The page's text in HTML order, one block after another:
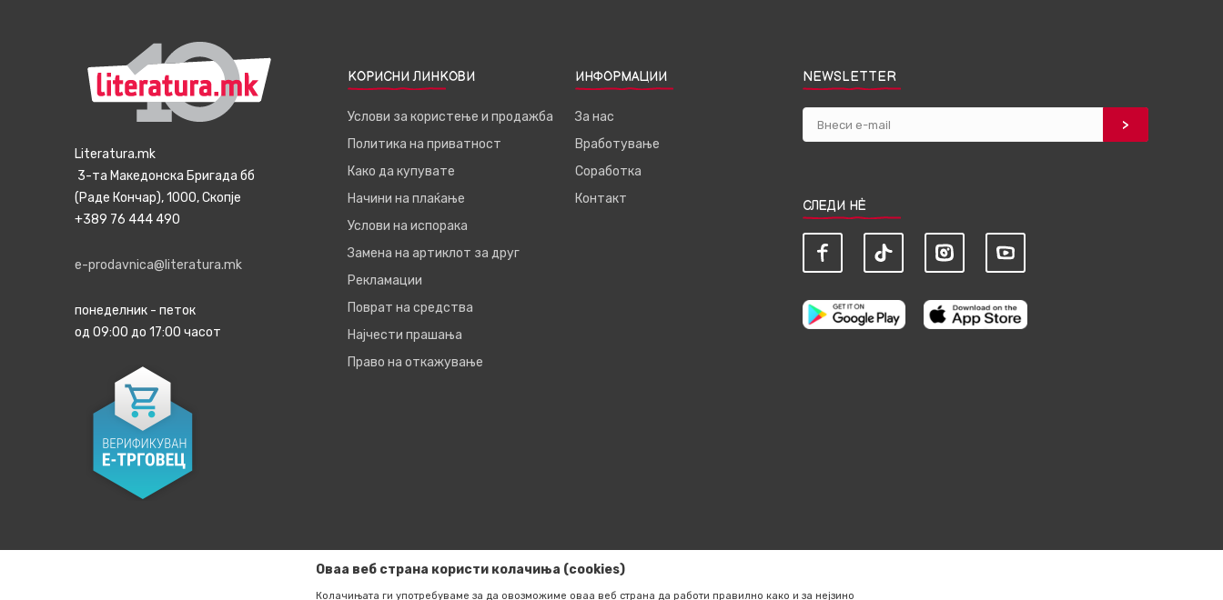
Literatura.mk
3-та Македонска Бригада бб
(Раде Кончар), 1000, Скопје
+389 76 444 490
e-prodavnica@literatura.mk
понеделник - петок
од 09:00 до 17:00 часот
КОРИСНИ ЛИНКОВИ
Услови за користење и продажба
Политика на приватност
Како да купувате
Начини на плаќање
Услови на испорака
Замена на артиклот за друг
Рекламации
Поврат на средства
Најчести прашања
Право на откажување
ИНФОРМАЦИИ
За нас
Вработување
Соработка
Контакт
NEWSLETTER
СЛЕДИ НЀ
Оваа веб страна користи колачиња (cookies)
Колачињата ги употребуваме за да овозможиме оваа веб страна да работи правилно како и за нејзино